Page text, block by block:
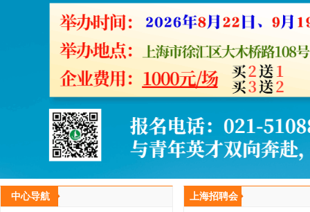
中心导航 上海招聘会